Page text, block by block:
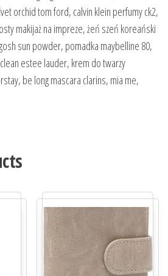
orchid tom ford, calvin klein perfumy ck2,
makijaż na impreze, żeń szeń koreański
sun powder, pomadka maybelline 80,
estee lauder, krem do twarzy
be long mascara clarins, mia me,